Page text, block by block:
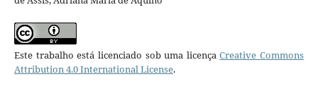
Este trabalho está licenciado sob uma licençaCreative Commons
Attribution 4.0 International License.